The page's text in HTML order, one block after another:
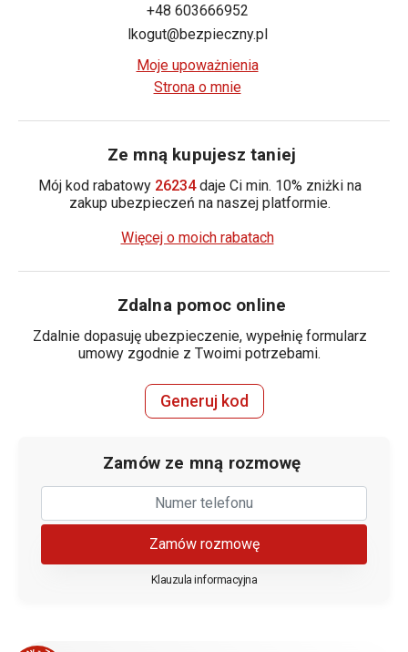
+48 603666952
lkogut@bezpieczny.pl
Moje upoważnienia
Strona o mnie
Ze mną kupujesz taniej
Mój kod rabatowy 26234daje Ci min. 10% zniżki na
zakup ubezpieczeń na naszej platformie.
Więcej o moich rabatach
Zdalna pomoc online
Zdalnie dopasuję ubezpieczenie, wypełnię formularz
umowy zgodnie z Twoimi potrzebami.
Generuj kod
Zamów ze mną rozmowę
Zamów rozmowę
Klauzula informacyjna